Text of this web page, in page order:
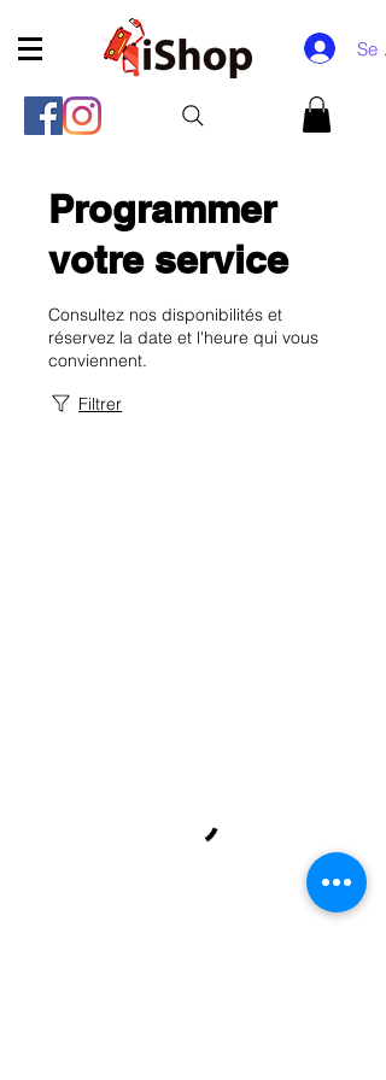
Se
Programmer
votre service
Consultez nos disponibilités et
réservez la date et l'heure qui vous
conviennent.
Filtrer